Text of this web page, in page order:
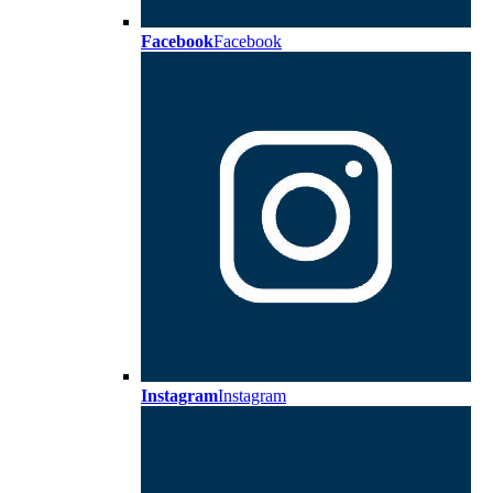
FacebookFacebook
InstagramInstagram